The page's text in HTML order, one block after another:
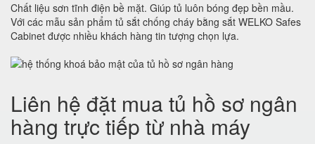
Chất liệu sơn tĩnh điện bề mặt. Giúp tủ luôn bóng đẹp bền mầu.
Với các mẫu sản phẩm tủ sắt chống cháy bằng sắt WELKO Safes
Cabinet được nhiều khách hàng tin tượng chọn lựa.
Liên hệ đặt mua tủ hồ sơ ngân
hàng trực tiếp từ nhà máy